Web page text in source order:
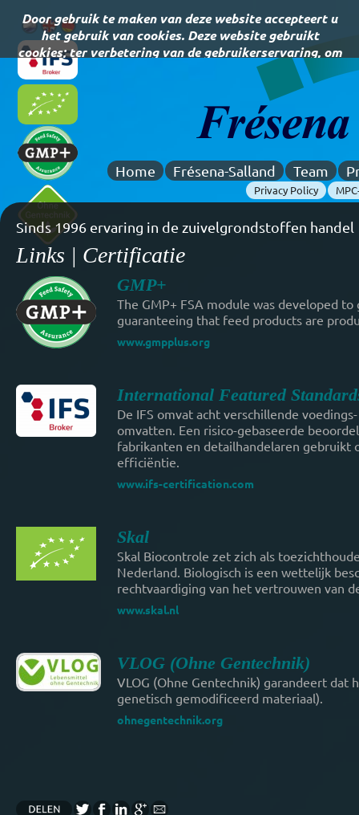
Home Frésena-Salland Team
Privacy Policy
Links | Certificatie
Sinds 1996 ervaring in de zuivelgrondstoffen handel
GMP+
The GMP+ FSA module was developed
guaranteeing that feed products are
www.gmpplus.org
International Featured
De IFS omvat acht verschillende
omvatten. Een risico-gebaseerde
fabrikanten en detailhandelaren gebruikt
efficiëntie.
www.ifs-certification.com
Skal
Skal Biocontrole zet zich als
Nederland. Biologisch is een wettelijk
rechtvaardiging van het vertrouwen van
www.skal.nl
VLOG (Ohne Gentechnik)
VLOG (Ohne Gentechnik) garandeert
genetisch gemodificeerd materiaal).
ohnegentechnik.org